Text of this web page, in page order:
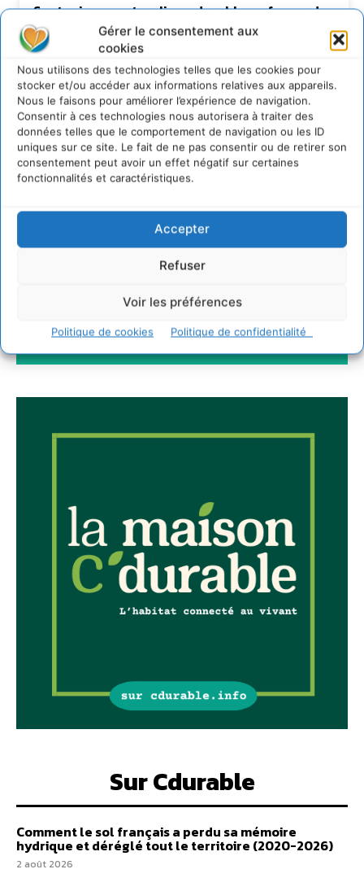
Gérer le consentement aux
cookies
Nous utilisons des technologies telles que les cookies pour
stocker et/ou accéder aux informations relatives aux appareils.
Nous le faisons pour améliorer l’expérience de navigation.
Consentir à ces technologies nous autorisera à traiter des
données telles que le comportement de navigation ou les ID
uniques sur ce site. Le fait de ne pas consentir ou de retirer son
consentement peut avoir un effet négatif sur certaines
fonctionnalités et caractéristiques.
Accepter
Refuser
Voir les préférences
Politique de cookies Politique de confidentialité
Soutenir un pastoralisme durable en faveur de
socio-écosystèmes résilients
6 août 2026
S’inspirer de l’arbre pour un modèle
économique régénératif du vivant …
5 août 2026
IPBES : le « GIEC de la biodiversité » appelle les
entreprises à devenir des alliées du vivant
4 août 2026
Newsletter
Sur Cdurable
Comment le sol français a perdu sa mémoire
hydrique et déréglé tout le territoire (2020-2026)
2 août 2026